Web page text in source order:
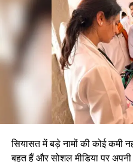
सियासत में बड़े नामों की कोई कमी
बहुत हैं और सोशल मीडिया पर अपनी